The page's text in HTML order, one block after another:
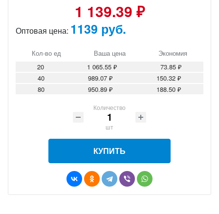
1 139.39 ₽
Оптовая цена: 1139 руб.
Кол-во ед Ваша цена
Экономия
20
1 065.55 ₽
73.85 ₽
40
989.07 ₽
150.32 ₽
80
950.89 ₽ 188.50 ₽
Количество
шт
КУПИТЬ